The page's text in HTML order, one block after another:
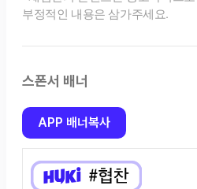
스폰서 배너
APP 배너복사